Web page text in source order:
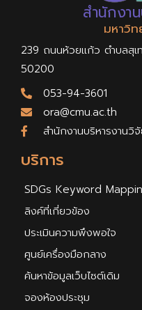
บริการ
SDGs Keyword
ลิงค์ที่เกี่ยวข้อง
ประเมินความพึงพอใจ
ศูนย์เครื่องมือกลาง
ค้นหาข้อมูลเว็บไซต์เดิม
จองห้องประชุม
สำนักงา
มหาวิท
239 ถนนห้วยแก้ว ตำบลสุเ
50200
053-94-3601
ora@cmu.ac.th
สำนักงานบริหารงานวิ